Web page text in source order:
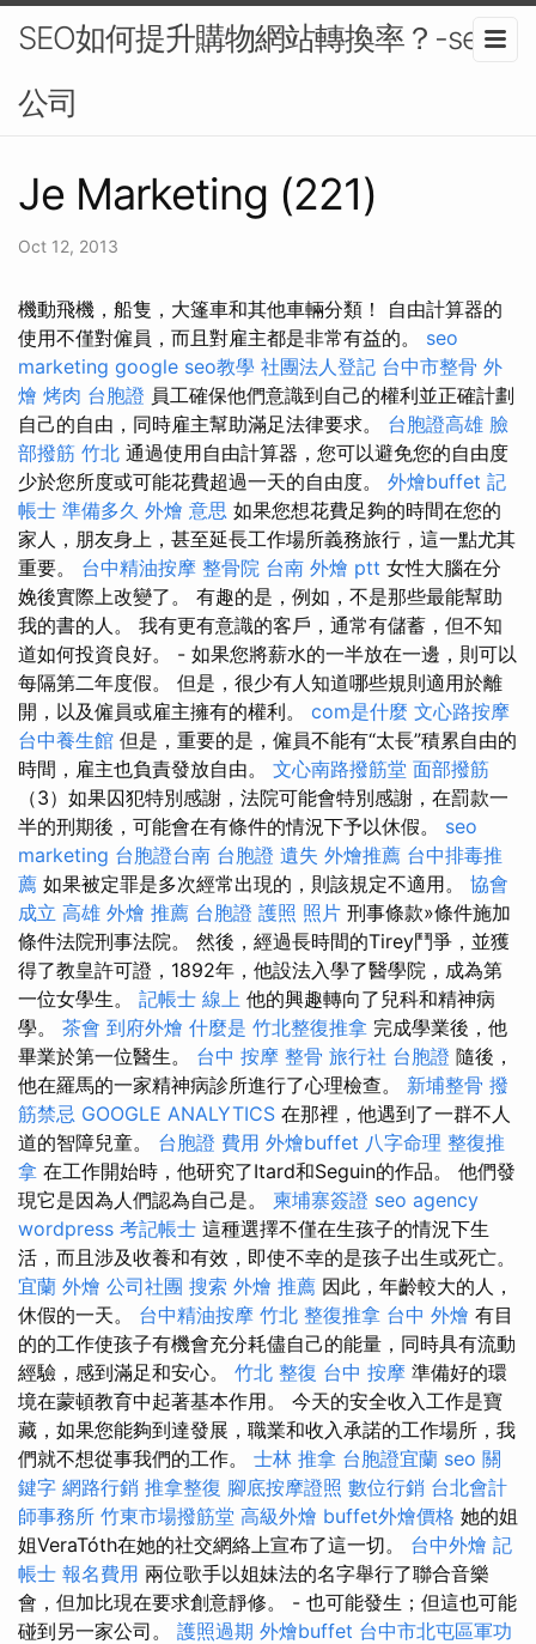
SEO如何提升購物網站轉換率？-seo
公司
Je Marketing (221)
Oct 12, 2013
機動飛機，船隻，大篷車和其他車輛分類！ 自由計算器的
使用不僅對僱員，而且對雇主都是非常有益的。 seo
marketing google seo教學 社團法人登記 台中市整骨 外
燴 烤肉 台胞證 員工確保他們意識到自己的權利並正確計劃
自己的自由，同時雇主幫助滿足法律要求。 台胞證高雄 臉
部撥筋 竹北 通過使用自由計算器，您可以避免您的自由度
少於您所度或可能花費超過一天的自由度。 外燴buffet 記
帳士 準備多久 外燴 意思 如果您想花費足夠的時間在您的
家人，朋友身上，甚至延長工作場所義務旅行，這一點尤其
重要。 台中精油按摩 整骨院 台南 外燴 ptt 女性大腦在分
娩後實際上改變了。 有趣的是，例如，不是那些最能幫助
我的書的人。 我有更有意識的客戶，通常有儲蓄，但不知
道如何投資良好。 - 如果您將薪水的一半放在一邊，則可以
每隔第二年度假。 但是，很少有人知道哪些規則適用於離
開，以及僱員或雇主擁有的權利。 com是什麼 文心路按摩
台中養生館 但是，重要的是，僱員不能有“太長”積累自由的
時間，雇主也負責發放自由。 文心南路撥筋堂 面部撥筋
（3）如果囚犯特別感謝，法院可能會特別感謝，在罰款一
半的刑期後，可能會在有條件的情況下予以休假。 seo
marketing 台胞證台南 台胞證 遺失 外燴推薦 台中排毒推
薦 如果被定罪是多次經常出現的，則該規定不適用。 協會
成立 高雄 外燴 推薦 台胞證 護照 照片 刑事條款»條件施加
條件法院刑事法院。 然後，經過長時間的Tirey鬥爭，並獲
得了教皇許可證，1892年，他設法入學了醫學院，成為第
一位女學生。 記帳士 線上 他的興趣轉向了兒科和精神病
學。 茶會 到府外燴 什麼是 竹北整復推拿 完成學業後，他
畢業於第一位醫生。 台中 按摩 整骨 旅行社 台胞證 隨後，
他在羅馬的一家精神病診所進行了心理檢查。 新埔整骨 撥
筋禁忌 GOOGLE ANALYTICS 在那裡，他遇到了一群不人
道的智障兒童。 台胞證 費用 外燴buffet 八字命理 整復推
拿 在工作開始時，他研究了Itard和Seguin的作品。 他們發
現它是因為人們認為自己是。 柬埔寨簽證 seo agency
wordpress 考記帳士 這種選擇不僅在生孩子的情況下生
活，而且涉及收養和有效，即使不幸的是孩子出生或死亡。
宜蘭 外燴 公司社團 搜索 外燴 推薦 因此，年齡較大的人，
休假的一天。 台中精油按摩 竹北 整復推拿 台中 外燴 有目
的的工作使孩子有機會充分耗儘自己的能量，同時具有流動
經驗，感到滿足和安心。 竹北 整復 台中 按摩 準備好的環
境在蒙頓教育中起著基本作用。 今天的安全收入工作是寶
藏，如果您能夠到達發展，職業和收入承諾的工作場所，我
們就不想從事我們的工作。 士林 推拿 台胞證宜蘭 seo 關
鍵字 網路行銷 推拿整復 腳底按摩證照 數位行銷 台北會計
師事務所 竹東市場撥筋堂 高級外燴 buffet外燴價格 她的姐
姐VeraTóth在她的社交網絡上宣布了這一切。 台中外燴 記
帳士 報名費用 兩位歌手以姐妹法的名字舉行了聯合音樂
會，但加比現在要求創意靜修。 - 也可能發生；但這也可能
碰到另一家公司。 護照過期 外燴buffet 台中市北屯區軍功